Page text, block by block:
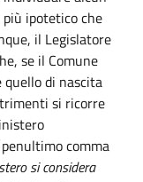
ipotetico che
il Legislatore
se il Comune
di nascita
si ricorre
comma
si considera